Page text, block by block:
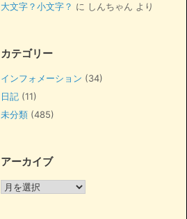
大文字？小文字？ に しんちゃん より
カテゴリー
インフォメーション (34)
日記 (11)
未分類 (485)
アーカイブ
ア